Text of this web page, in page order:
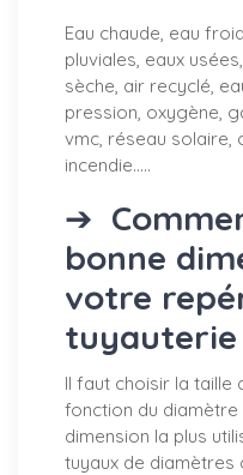
Eau chaude, eau
pluviales, eaux
sèche, air recyclé,
pression, oxygène,
vmc, réseau solaire,
incendie.....
➔
bonne
votre
tuyauterie
Il faut choisir la
fonction du
dimension la plus
tuyaux de diamètres